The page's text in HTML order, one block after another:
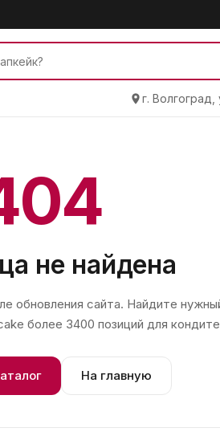
г.
не найдена
обновления сайта. Найдите
более 3400 позиций для
На главную